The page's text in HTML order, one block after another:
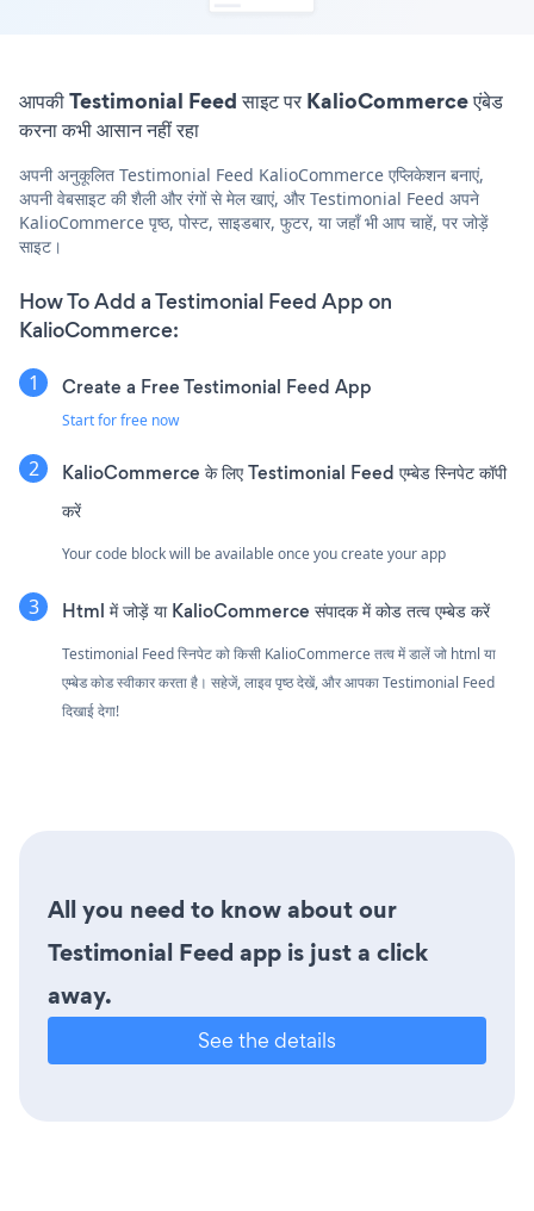
आपकी Testimonial Feed साइट पर KalioCommerce एंबेड
करना कभी आसान नहीं रहा
अपनी अनुकूलित Testimonial Feed KalioCommerce एप्लिकेशन बनाएं,
अपनी वेबसाइट की शैली और रंगों से मेल खाएं, और Testimonial Feed अपने
KalioCommerce पृष्ठ, पोस्ट, साइडबार, फुटर, या जहाँ भी आप चाहें, पर जोड़ें
साइट।
How To Add a Testimonial Feed App on
KalioCommerce:
Create a Free Testimonial Feed App
Start for free now
KalioCommerce के लिए Testimonial Feed एम्बेड स्निपेट कॉपी
करें
Your code block will be available once you create your app
Html में जोड़ें या KalioCommerce संपादक में कोड तत्व एम्बेड करें
Testimonial Feed स्निपेट को किसी KalioCommerce तत्व में डालें जो html या
एम्बेड कोड स्वीकार करता है। सहेजें, लाइव पृष्ठ देखें, और आपका Testimonial Feed
दिखाई देगा!
All you need to know about our
Testimonial Feed app is just a click
away.
See the details